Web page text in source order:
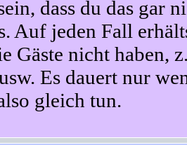
dass du das gar
Auf jeden Fall
Gäste nicht haben,
Es dauert nur
gleich tun.